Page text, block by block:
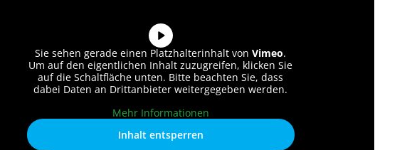
Sie sehen gerade einen Platzhalterinhalt vonVimeo.
Um auf den eigentlichen Inhalt zuzugreifen, klicken Sie
auf die Schaltfläche unten. Bitte beachten Sie, dass
dabei Daten an Drittanbieter weitergegeben werden.
Mehr Informationen
Inhalt entsperren